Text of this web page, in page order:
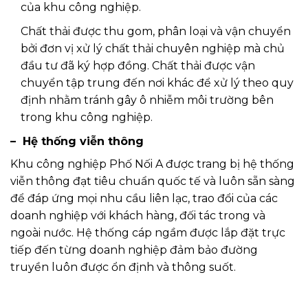
của khu công nghiệp.
Chất thải được thu gom, phân loại và vận chuyển
bởi đơn vị xử lý chất thải chuyên nghiệp mà chủ
đầu tư đã ký hợp đồng. Chất thải được vận
chuyển tập trung đến nơi khác để xử lý theo quy
định nhằm tránh gây ô nhiễm môi trường bên
trong khu công nghiệp.
– Hệ thống viễn thông
Khu công nghiệp Phố Nối A được trang bị hệ thống
viễn thông đạt tiêu chuẩn quốc tế và luôn sẵn sàng
để đáp ứng mọi nhu cầu liên lạc, trao đổi của các
doanh nghiệp với khách hàng, đối tác trong và
ngoài nước. Hệ thống cáp ngầm được lắp đặt trực
tiếp đến từng doanh nghiệp đảm bảo đường
truyền luôn được ổn định và thông suốt.